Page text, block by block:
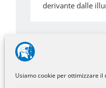
Usiamo cookie per ottimizzare
derivante dalle